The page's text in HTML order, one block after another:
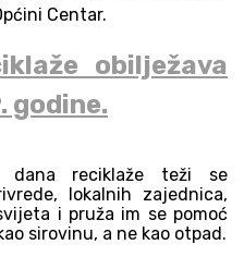
Centar.
obilježava
godine.
dana reciklaže teži se
lokalnih zajednica,
i pruža im se pomoć
sirovinu, a ne kao otpad.